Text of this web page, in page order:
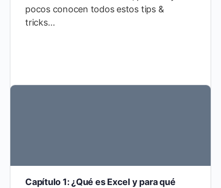
pocos conocen todos estos tips &
tricks…
Capítulo 1: ¿Qué es Excel y para qué